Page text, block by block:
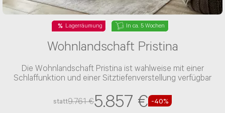
Lagerräumung In ca. 5 Wochen
Wohnlandschaft Pristina
Die Wohnlandschaft Pristina ist wahlweise mit einer
Schlaffunktion und einer Sitztiefenverstellung verfügbar
statt9.761 €5.857 € -40%